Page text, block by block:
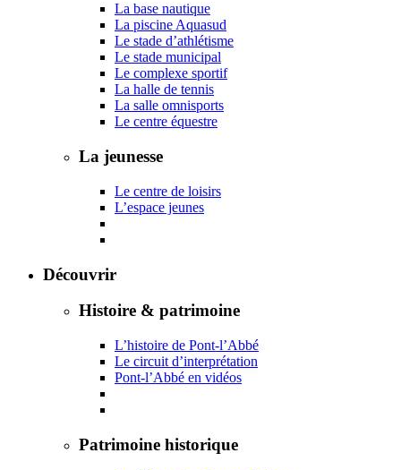
La base nautique
La piscine Aquasud
Le stade d’athlétisme
Le stade municipal
Le complexe sportif
La halle de tennis
La salle omnisports
Le centre équestre
La jeunesse
Le centre de loisirs
L’espace jeunes
Découvrir
Histoire & patrimoine
L’histoire de Pont-l’Abbé
Le circuit d’interprétation
Pont-l’Abbé en vidéos
Patrimoine historique